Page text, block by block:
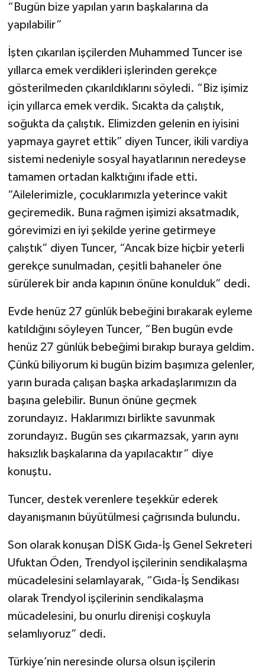
“Bugün bize yapılan yarın başkalarına da
yapılabilir”
İşten çıkarılan işçilerden Muhammed Tuncer ise
yıllarca emek verdikleri işlerinden gerekçe
gösterilmeden çıkarıldıklarını söyledi. “Biz işimiz
için yıllarca emek verdik. Sıcakta da çalıştık,
soğukta da çalıştık. Elimizden gelenin en iyisini
yapmaya gayret ettik” diyen Tuncer, ikili vardiya
sistemi nedeniyle sosyal hayatlarının neredeyse
tamamen ortadan kalktığını ifade etti.
“Ailelerimizle, çocuklarımızla yeterince vakit
geçiremedik. Buna rağmen işimizi aksatmadık,
görevimizi en iyi şekilde yerine getirmeye
çalıştık” diyen Tuncer, “Ancak bize hiçbir yeterli
gerekçe sunulmadan, çeşitli bahaneler öne
sürülerek bir anda kapının önüne konulduk” dedi.
Evde henüz 27 günlük bebeğini bırakarak eyleme
katıldığını söyleyen Tuncer, “Ben bugün evde
henüz 27 günlük bebeğimi bırakıp buraya geldim.
Çünkü biliyorum ki bugün bizim başımıza gelenler,
yarın burada çalışan başka arkadaşlarımızın da
başına gelebilir. Bunun önüne geçmek
zorundayız. Haklarımızı birlikte savunmak
zorundayız. Bugün ses çıkarmazsak, yarın aynı
haksızlık başkalarına da yapılacaktır” diye
konuştu.
Tuncer, destek verenlere teşekkür ederek
dayanışmanın büyütülmesi çağrısında bulundu.
Son olarak konuşan DİSK Gıda-İş Genel Sekreteri
Ufuktan Öden, Trendyol işçilerinin sendikalaşma
mücadelesini selamlayarak, “Gıda-İş Sendikası
olarak Trendyol işçilerinin sendikalaşma
mücadelesini, bu onurlu direnişi coşkuyla
selamlıyoruz” dedi.
Türkiye’nin neresinde olursa olsun işçilerin